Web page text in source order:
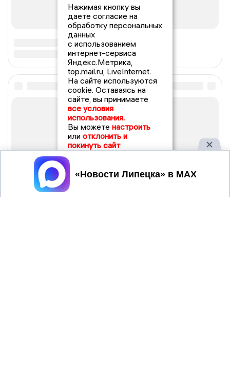
Нажимая кнопку вы
даете согласие на
обработку персональных
данных
с использованием
интернет-сервиса
Яндекс.Метрика,
top.mail.ru, LiveInternet.
На сайте используются
cookie. Оставаясь на
сайте, вы принимаете
все условия
использования.
Вы можете настроить
или отклонить и
покинуть сайт
Принять